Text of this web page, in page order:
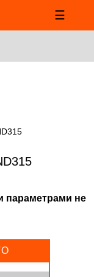
shinydiski.php
☰
параметрами не